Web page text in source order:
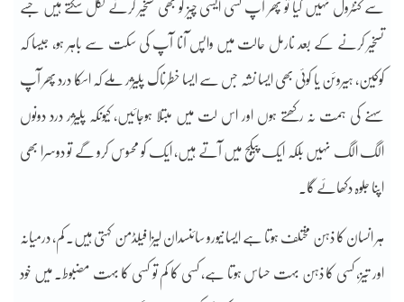
سے کنٹرول نہیں کیا تو پھر آپ کسی ایسی چیز کو بھی تسخیر کرنے نکل سکتے ہیں جسے
تسخیر کرنے کے بعد نارمل حالت میں واپس آنا آپ کی سکت سے باہر ہو، جیسا کہ
کوکین، ہیروئن یا کوئی بھی ایسا نشہ جس سے ایسا خطرناک پلیژر ملے کہ اسکا درد پھر آپ
سہنے کی ہمت نہ رکھتے ہوں اور اس لت میں مبتلا ہوجائیں، کیونکہ پلیژر درد دونوں
الگ الگ نہیں بلکہ ایک پیکج میں آتے ہیں، ایک کو محسوس کرو گے تو دوسرا بھی
اپنا جلوہ دکھائے گا۔
ہر انسان کا ذہن مختلف ہوتا ہے ایسا نیورو سائنسدان لیزا فیلڈمن کہتی ہیں۔ کم، درمیانہ
اور تیز، کسی کا ذہن بہت حساس ہوتا ہے، کسی کا کم تو کسی کا بہت مضبوط۔ میں خود